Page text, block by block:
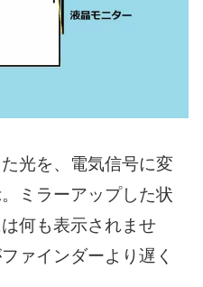
光を、電気信号に変
ミラーアップした状
何も表示されませ
ァインダーより遅く